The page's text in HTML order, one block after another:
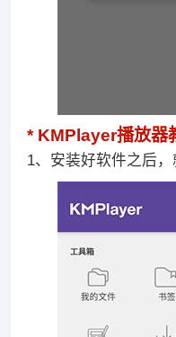
KMPlayer播放器
1、安装好软件之后，